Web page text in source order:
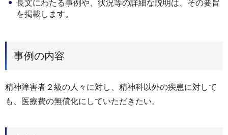
長文にわたる事例や、状況等の詳細な説明は、その要旨
を掲載します。
事例の内容
精神障害者２級の人々に対し、精神科以外の疾患に対して
も、医療費の無償化にしていただきたい。